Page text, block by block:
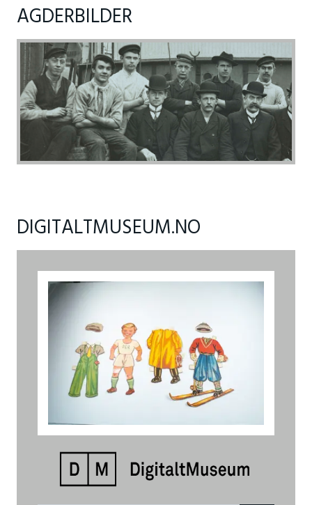
AGDERBILDER
DIGITALTMUSEUM.NO